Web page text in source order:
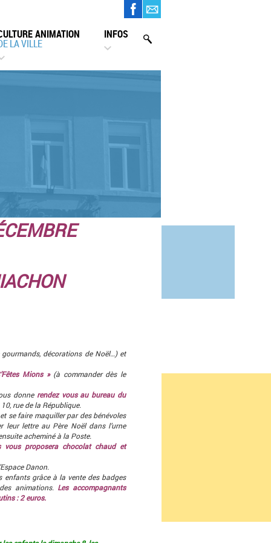
ANIMATION
LA VILLE
INFOS
décorations de Noël…) et
Mions »(à commander dès le
donnerendez vous au bureau du
rue de la République.
se faire maquiller par des bénévoles
leur lettre au Père Noël dans l’urne
acheminé à la Poste.
proposera chocolat chaud et
Danon.
enfants grâce à la vente des badges
animations. Les accompagnants
: 2 euros.